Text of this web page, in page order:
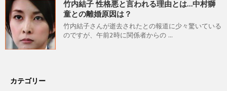
竹内結子 性格悪と言われる理由とは…中村獅
童との離婚原因は？
竹内結子さんが逝去されたとの報道に少々驚いている
のですが、午前2時に関係者からの ...
カテゴリー